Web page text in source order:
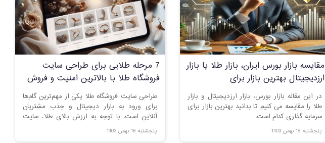
مقایسه بازار بورس ایران، بازار طلا یا بازار
ارزدیجیتال بهترین بازار برای
سرمایه‌گذاری کدام است؟
در این مقاله بازار بورس، بازار ارزدیجیتال و بازار
طلا را مقایسه می کنیم تا بدانید بهترین بازار برای
سرمایه گذاری کدام است.
پنجشنبه 18 بهمن 1403
7 مرحله طلایی برای طراحی سایت
فروشگاه طلا با بالاترین امنیت و فروش
طراحی سایت فروشگاه طلا یکی از مهم‌ترین گام‌ها
برای ورود به بازار دیجیتال و جذب مشتریان
آنلاین است. با توجه به ارزش بالای طلا، سایت
فروشگاهی این حوزه باید امنیت بالا، طراحی
کاربرپسند و امکانات پیشرفته‌ای داشته باشد. در
پنجشنبه 18 بهمن 1403